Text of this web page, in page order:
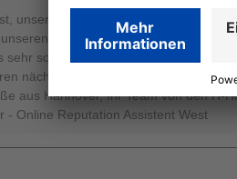
unser Team sagt "Danke" für dieses
Gästen ein willkommenes
sehr solche netten Kommentare lesen
nächsten Aufenthalt, wo wir Sie
aus Hannover, Ihr Team von den H-
- Online Reputation Assistent West